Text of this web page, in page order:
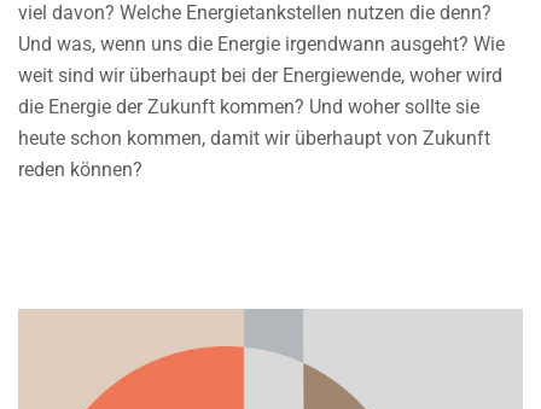
viel davon? Welche Energietankstellen nutzen die denn?
Und was, wenn uns die Energie irgendwann ausgeht? Wie
weit sind wir überhaupt bei der Energiewende, woher wird
die Energie der Zukunft kommen? Und woher sollte sie
heute schon kommen, damit wir überhaupt von Zukunft
reden können?